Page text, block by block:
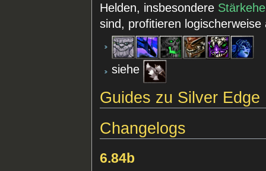
Helden, insbesondere
sind, profitieren
siehe
Guides zu Silver Edge
Changelogs
6.84b